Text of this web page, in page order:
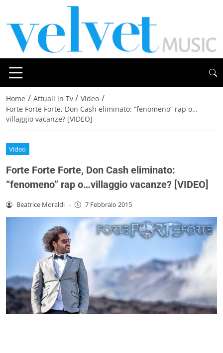
Home / Attuali in Tv / Video /
Forte Forte Forte, Don Cash eliminato: “fenomeno” rap o…
villaggio vacanze? [VIDEO]
Video
Forte Forte Forte, Don Cash eliminato:
“fenomeno” rap o…villaggio vacanze? [VIDEO]
Beatrice Moraldi - 7 Febbraio 2015